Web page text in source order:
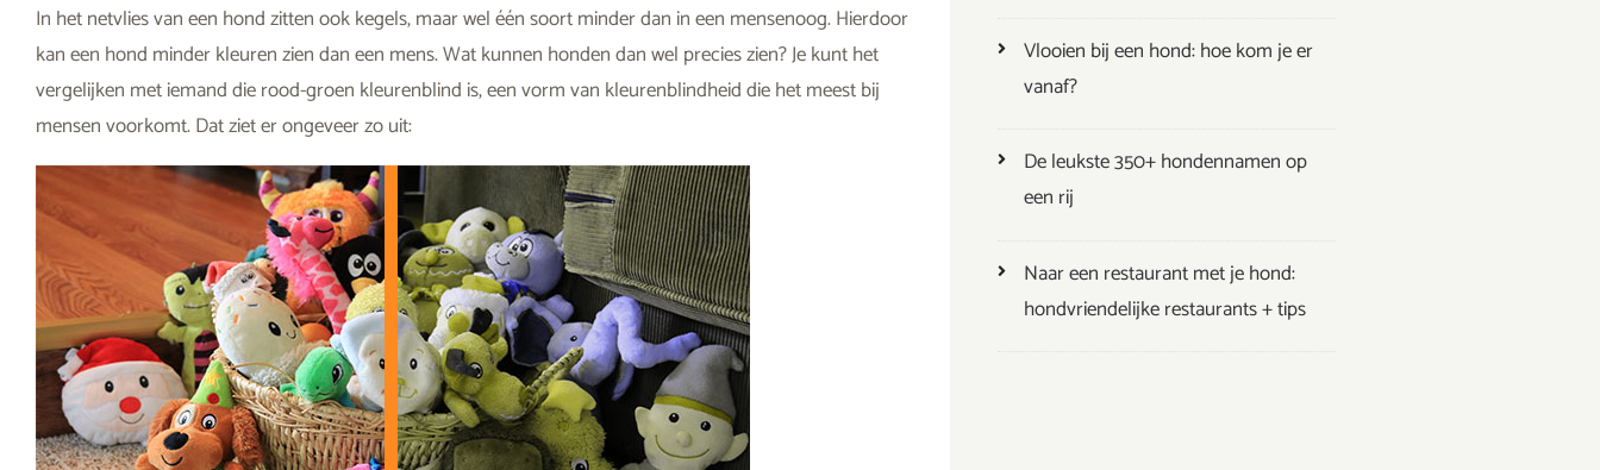
In het netvlies van een hond zitten ook kegels, maar wel één soort minder dan in een mensenoog. Hierdoor
kan een hond minder kleuren zien dan een mens. Wat kunnen honden dan wel precies zien? Je kunt het
vergelijken met iemand die rood-groen kleurenblind is, een vorm van kleurenblindheid die het meest bij
mensen voorkomt. Dat ziet er ongeveer zo uit:
Vlooien bij een hond: hoe kom je er
vanaf?
De leukste 350+ hondennamen op
een rij
Naar een restaurant met je hond:
hondvriendelijke restaurants + tips